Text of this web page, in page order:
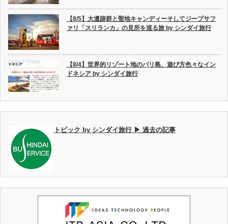
【8/5】大遺跡群と聖地キャンディーそしてジープサフ
ァリ「スリランカ」の見所を巡る旅 by シンダイ旅行
【8/4】世界的リゾート地のバリ島、遊び方色々なイン
ドネシア by シンダイ旅行
トピック by シンダイ旅行 ▶ 過去の記事